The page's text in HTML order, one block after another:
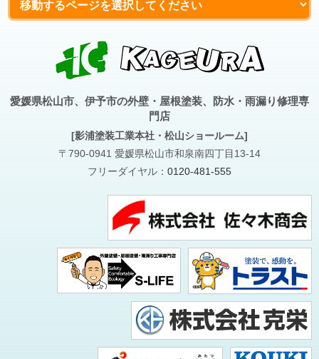
愛媛県松山市、伊予市の外壁・屋根塗装、防水・雨漏り修理専
門店
[影浦塗装工業本社・松山ショールーム]
〒790-0941 愛媛県松山市和泉南四丁目13-14
フリーダイヤル： 0120-481-555